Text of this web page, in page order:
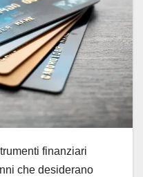
finanziari
che desiderano